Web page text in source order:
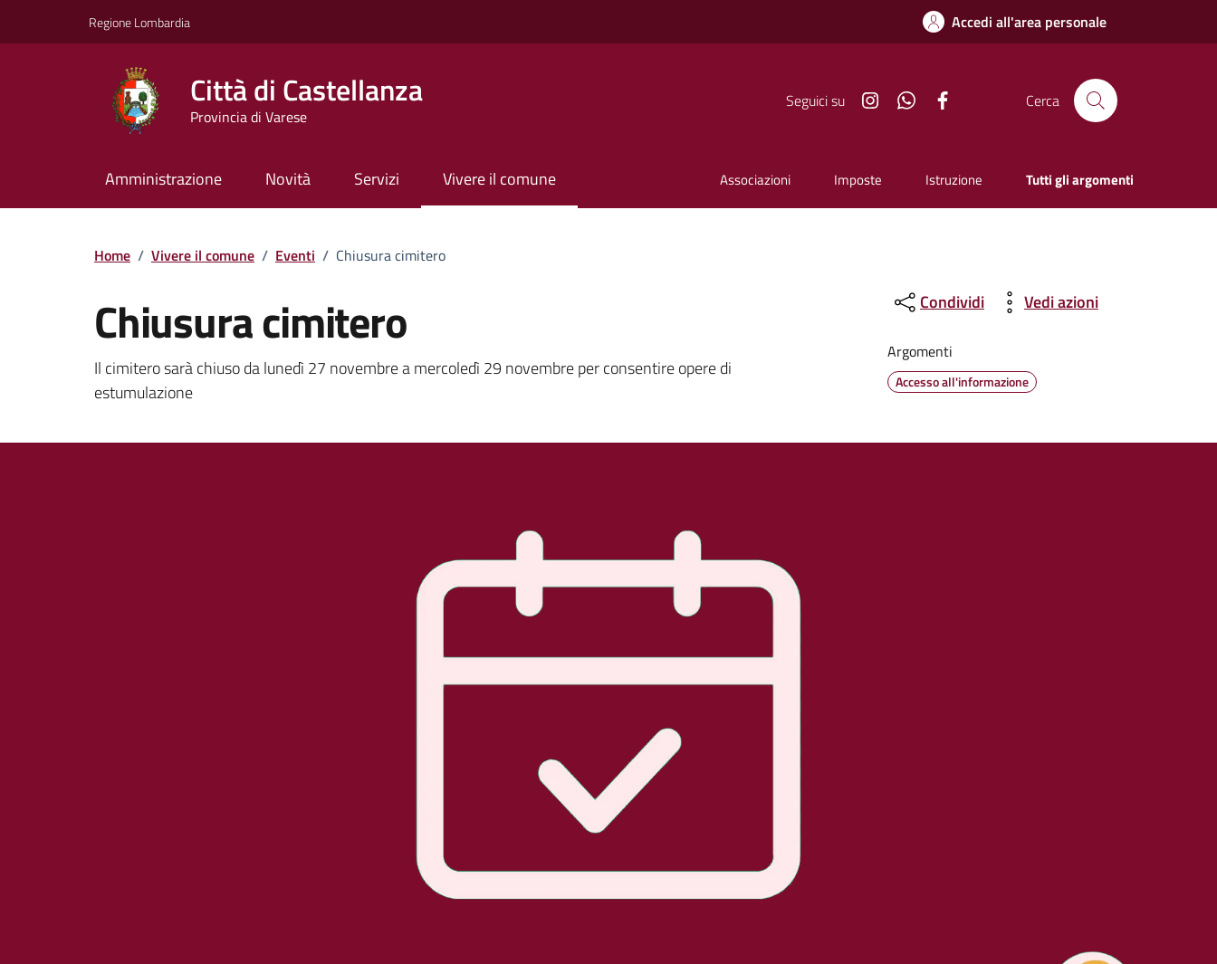
Regione Lombardia Accedi all'area personale
Città di Castellanza
Provincia di Varese
Seguici su InstagramWhatsapp Cerca
Amministrazione Novità Servizi Vivere il comune Associazioni Imposte Istruzione Tutti gli argomenti
Home / Vivere il comune / Eventi / Chiusura cimitero
Chiusura cimitero
Dettagli della notizia
Il cimitero sarà chiuso da lunedì 27 novembre a mercoledì 29 novembre per consentire opere di
estumulazione
Condividi Vedi azioni
Argomenti
Accesso all'informazione